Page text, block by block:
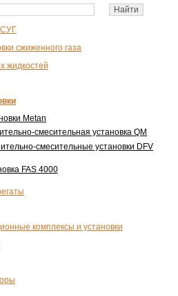
СУГ
сжиженного газа
жидкостей
Metan
смесительная установка QM
смесительные установки DFV
FAS 4000
комплексы и установки